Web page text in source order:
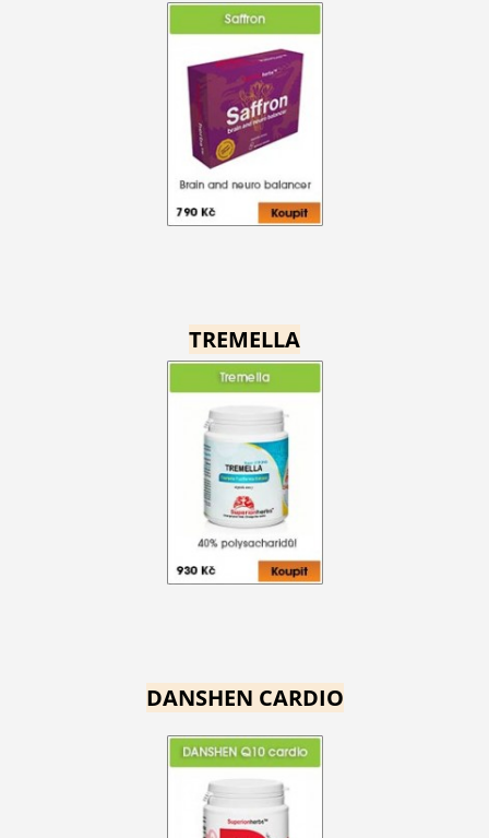
TREMELLA
DANSHEN CARDIO